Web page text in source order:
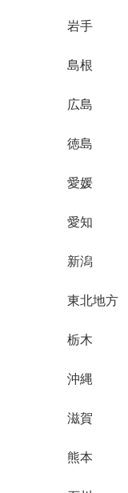
岩手
島根
広島
徳島
愛媛
愛知
新潟
東北地方
栃木
沖縄
滋賀
熊本